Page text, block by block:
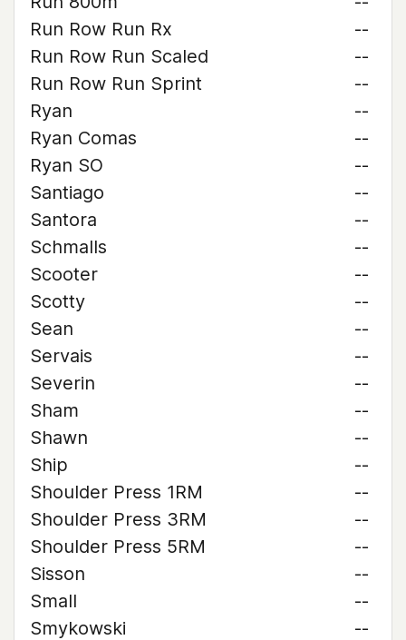
Run Row Run Rx
--
Run Row Run Scaled
--
Run Row Run Sprint
--
Ryan
--
Ryan Comas
--
Ryan SO
--
Santiago
--
Santora
--
Schmalls
--
Scooter
--
Scotty
--
Sean
--
Servais
--
Severin
--
Sham
--
Shawn
--
Ship
--
Shoulder Press 1RM
--
Shoulder Press 3RM
--
Shoulder Press 5RM
--
Sisson
--
Small
--
Smykowski
--